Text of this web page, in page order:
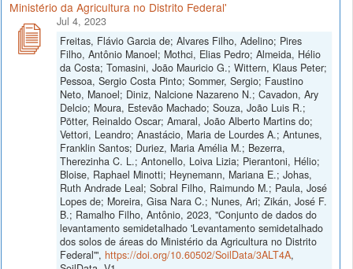
Ministério da Agricultura no Distrito Federal'
Jul 4, 2023
Freitas, Flávio Garcia de; Alvares Filho, Adelino; Pires
Filho, Antônio Manoel; Mothci, Elias Pedro; Almeida, Hélio
da Costa; Tomasini, João Mauricio G.; Wittern, Klaus Peter;
Pessoa, Sergio Costa Pinto; Sommer, Sergio; Faustino
Neto, Manoel; Diniz, Nalcione Nazareno N.; Cavadon, Ary
Delcio; Moura, Estevão Machado; Souza, João Luis R.;
Pötter, Reinaldo Oscar; Amaral, João Alberto Martins do;
Vettori, Leandro; Anastácio, Maria de Lourdes A.; Antunes,
Franklin Santos; Duriez, Maria Amélia M.; Bezerra,
Therezinha C. L.; Antonello, Loiva Lizia; Pierantoni, Hélio;
Bloise, Raphael Minotti; Heynemann, Mariana E.; Johas,
Ruth Andrade Leal; Sobral Filho, Raimundo M.; Paula, José
Lopes de; Moreira, Gisa Nara C.; Nunes, Ari; Zikán, José F.
B.; Ramalho Filho, Antônio, 2023, "Conjunto de dados do
levantamento semidetalhado 'Levantamento semidetalhado
dos solos de áreas do Ministério da Agricultura no Distrito
Federal'", https://doi.org/10.60502/SoilData/3ALT4A,